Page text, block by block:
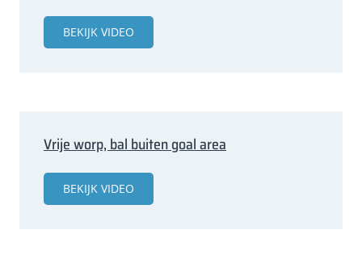
BEKIJK VIDEO
Vrije worp, bal buiten goal area
BEKIJK VIDEO